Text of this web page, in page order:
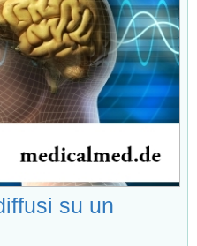
su un